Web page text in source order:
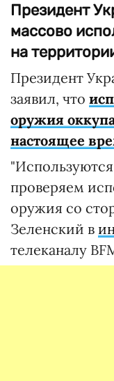
Президент
массово
на
Президент
заявил, что
оружия
настоящее
проверяем
оружия со
Зеленский в
телеканалу